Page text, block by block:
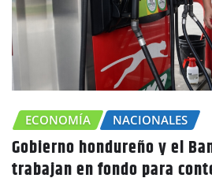
NACIONALES
hondureño y el Banco
en fondo para contener